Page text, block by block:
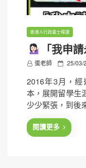
香港人行政書士導讀
「我申
蛋老師
P
s
t
d
25/03/
2016年3月，經
本，展開留學生
少少緊張，到後
閱讀更多